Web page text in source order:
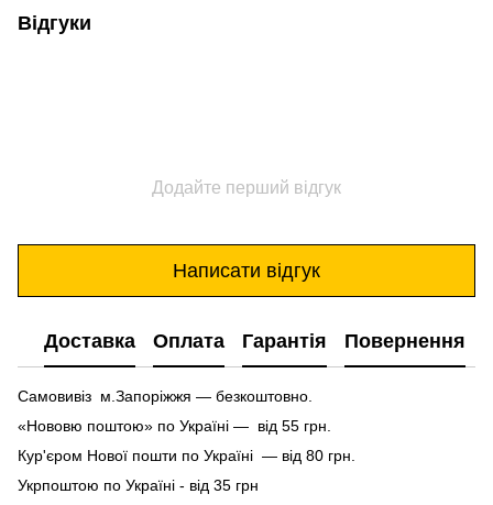
Відгуки
Додайте перший відгук
Написати відгук
Доставка Оплата Гарантія Повернення
Самовивіз м.Запоріжжя — безкоштовно.
«Нововю поштою» по Україні — від 55 грн.
Кур'єром Нової пошти по Україні — від 80 грн.
Укрпоштою по Україні - від 35 грн